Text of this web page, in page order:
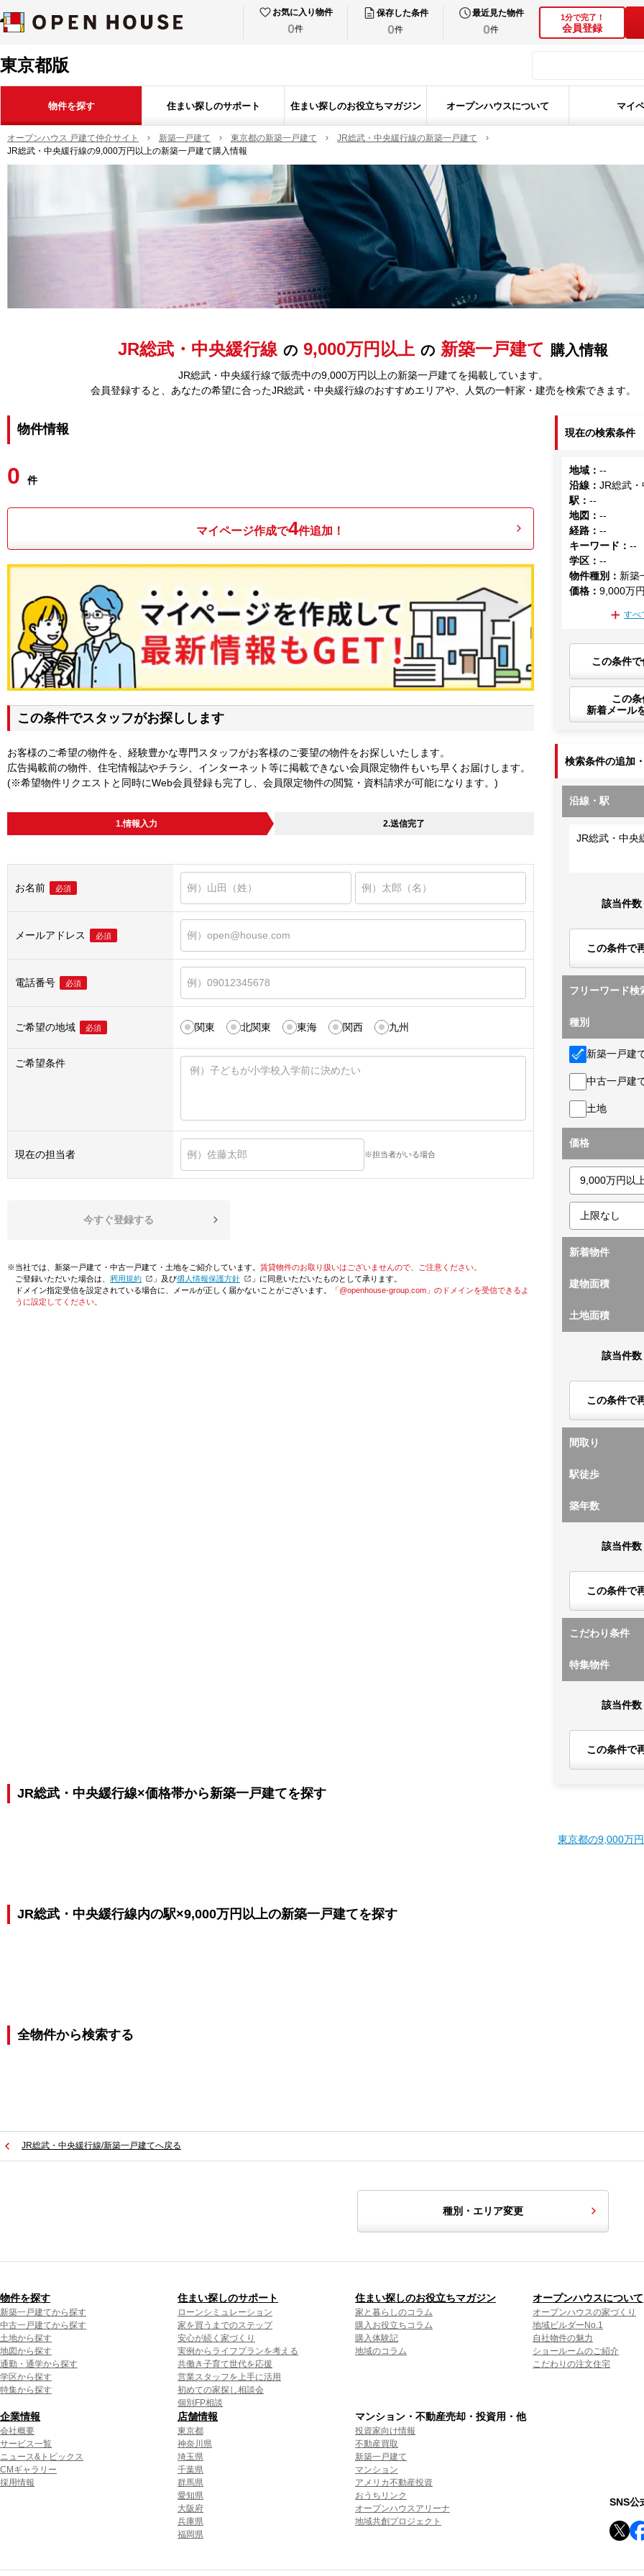
お気に入り物件
0件
保存した条件
0件
最近見た物件
0件
1分で完了！
会員登録
東京都版
物件を探す 住まい探しのサポート 住まい探しのお役立ちマガジン オープンハウスについて マイ
オープンハウス 戸建て仲介サイト 新築一戸建て 東京都の新築一戸建て
JR総武・中央緩行線の新築一戸建て
JR総武・中央緩行線の9,000万円以上の新築一戸建て購入情報
JR総武・中央緩行線 の 9,000万円以上 の 新築一戸建て 購入情報
JR総武・中央緩行線で販売中の9,000万円以上の新築一戸建てを掲載しています。
会員登録すると、あなたの希望に合ったJR総武・中央緩行線のおすすめエリアや、人気の一軒家・建売を検索できます。
物件情報
0 件
マイページ作成で4件追加！
この条件でスタッフがお探しします
お客様のご希望の物件を、経験豊かな専門スタッフがお客様のご要望の物件をお探しいたします。
広告掲載前の物件、住宅情報誌やチラシ、インターネット等に掲載できない会員限定物件もいち早くお届けします。
(※希望物件リクエストと同時にWeb会員登録も完了し、会員限定物件の閲覧・資料請求が可能になります。)
1.情報入力 2.送信完了
お名前 必須
メールアドレス 必須
電話番号 必須
ご希望の地域 必須 関東 北関東 東海 関西 九州
ご希望条件
現在の担当者 ※担当者がいる場合
今すぐ登録する
※当社では、新築一戸建て・中古一戸建て・土地をご紹介しています。 賃貸物件のお取り扱いはございませんので、ご注意ください。
ご登録いただいた場合は、「利用規約 」及び「個人情報保護方針
」に同意いただいたものとして承ります。
ドメイン指定受信を設定されている場合に、メールが正しく届かないことがございます。
「@openhouse-group.com」のドメインを受信できるよ
うに設定してください。
現在の検索条件
地域 ：--
沿線 ：JR総武
駅 ：--
地図 ：--
経路 ：--
キーワード ：--
学区 ：--
物件種別 ： 新築
価格 ：9,000万
すべ
この条件
この
新着メール
検索条件の追加
沿線・駅
JR総武・中央
該当件数
この条件で
フリーワード検
種別
新築一戸建
中古一戸建
土地
価格
新着物件
建物面積
土地面積
該当件数
この条件で
間取り
駅徒歩
築年数
該当件数
この条件で
こだわり条件
特集物件
該当件数
この条件で
JR総武・中央緩行線×価格帯から新築一戸建てを探す
東京都の9,000万
JR総武・中央緩行線内の駅×9,000万円以上の新築一戸建てを探す
全物件から検索する
JR総武・中央緩行線/新築一戸建てへ戻る
種別・エリア変更
物件を探す
新築一戸建てから探す
中古一戸建てから探す
土地から探す
地図から探す
通勤・通学から探す
学区から探す
特集から探す
住まい探しのサポート
ローンシミュレーション
家を買うまでのステップ
安心が続く家づくり
実例からライフプランを考える
共働き子育て世代を応援
営業スタッフを上手に活用
初めての家探し相談会
個別FP相談
住まい探しのお役立ちマガジン
家と暮らしのコラム
購入お役立ちコラム
購入体験記
地域のコラム
オープンハウスについて
オープンハウスの家づくり
地域ビルダーNo.1
自社物件の魅力
ショールームのご紹介
こだわりの注文住宅
企業情報
会社概要
サービス一覧
ニュース&トピックス
CMギャラリー
採用情報
店舗情報
東京都
神奈川県
埼玉県
千葉県
群馬県
愛知県
大阪府
兵庫県
福岡県
マンション・不動産売却・投資用・他
投資家向け情報
不動産買取
新築一戸建て
マンション
アメリカ不動産投資
おうちリンク
オープンハウスアリーナ
地域共創プロジェクト
SNS公